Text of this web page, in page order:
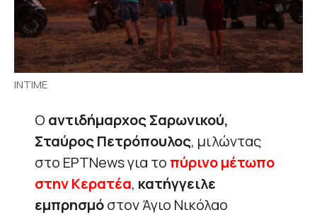
INTIME
Ο αντιδήμαρχος Σαρωνικού,
Σταύρος Πετρόπουλος, μιλώντας
στο ΕΡΤΝews για το πύρινο μέτωπο
στην Κερατέα, κατήγγειλε
εμπρησμόστον Άγιο Νικόλαο